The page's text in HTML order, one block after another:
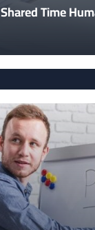
Shared Time